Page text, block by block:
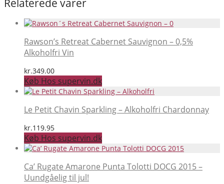
Relaterede varer
Rawson’s Retreat Cabernet Sauvignon – 0,5%
Alkoholfri Vin
kr.349.00
Køb Hos supervin.dk
Le Petit Chavin Sparkling – Alkoholfri Chardonnay
kr.119.95
Køb Hos supervin.dk
Ca’ Rugate Amarone Punta Tolotti DOCG 2015 –
Uundgåelig til jul!